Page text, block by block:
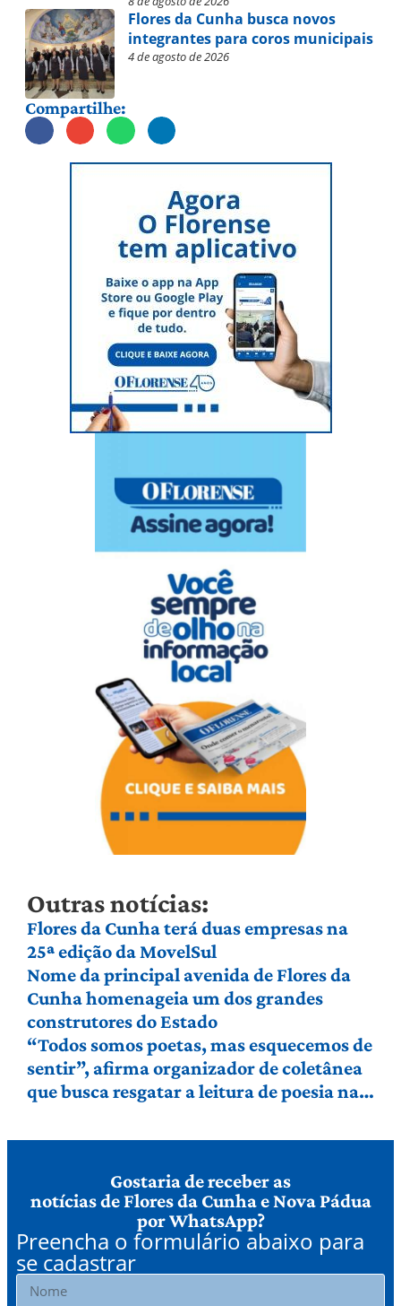
Flores da Cunha busca novos
integrantes para coros municipais
4 de agosto de 2026
Compartilhe:
Outras notícias:
Flores da Cunha terá duas empresas na
25ª edição da MovelSul
Nome da principal avenida de Flores da
Cunha homenageia um dos grandes
construtores do Estado
“Todos somos poetas, mas esquecemos de
sentir”, afirma organizador de coletânea
que busca resgatar a leitura de poesia na
Gostaria de receber as
notícias de Flores da Cunha e Nova Pádua
por WhatsApp?
Preencha o formulário abaixo para
se cadastrar